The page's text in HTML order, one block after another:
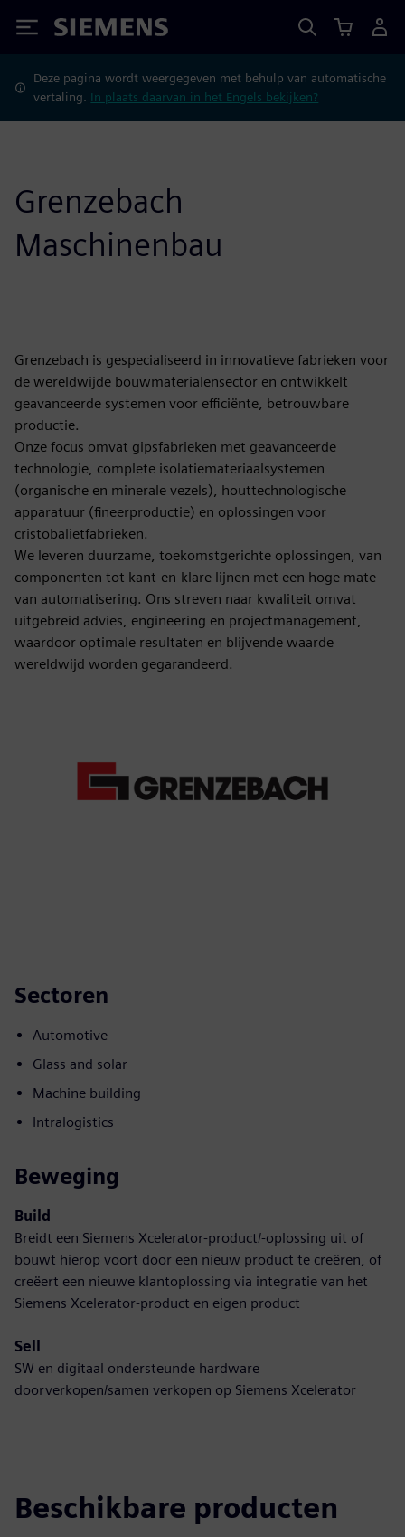
Siemens
Deze pagina wordt weergegeven met behulp van automatische
vertaling. In plaats daarvan in het Engels bekijken?
Grenzebach
Maschinenbau
Grenzebach is gespecialiseerd in innovatieve fabrieken voor
de wereldwijde bouwmaterialensector en ontwikkelt
geavanceerde systemen voor efficiënte, betrouwbare
productie.
Onze focus omvat gipsfabrieken met geavanceerde
technologie, complete isolatiemateriaalsystemen
(organische en minerale vezels), houttechnologische
apparatuur (fineerproductie) en oplossingen voor
cristobalietfabrieken.
We leveren duurzame, toekomstgerichte oplossingen, van
componenten tot kant-en-klare lijnen met een hoge mate
van automatisering. Ons streven naar kwaliteit omvat
uitgebreid advies, engineering en projectmanagement,
waardoor optimale resultaten en blijvende waarde
wereldwijd worden gegarandeerd.
Sectoren
Automotive
Glass and solar
Machine building
Intralogistics
Beweging
Build
Breidt een Siemens Xcelerator-product/-oplossing uit of
bouwt hierop voort door een nieuw product te creëren, of
creëert een nieuwe klantoplossing via integratie van het
Siemens Xcelerator-product en eigen product
Sell
SW en digitaal ondersteunde hardware
doorverkopen/samen verkopen op Siemens Xcelerator
Beschikbare producten